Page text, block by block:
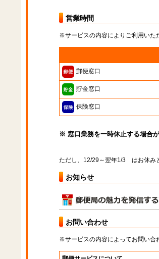
営業時間
※サービスの内容によりご利用いた
郵便窓口
貯金窓口
保険窓口
※ 窓口業務を一時休止する場合が
ただし、12/29～翌年1/3 はお休み
お知らせ
お問い合わせ
※サービスの内容によってお問い合